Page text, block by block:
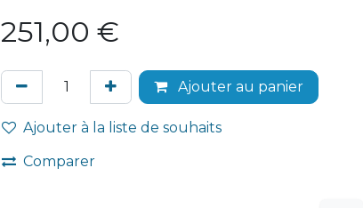
251,00 €
Ajouter au panier
Ajouter à la liste de souhaits
Comparer